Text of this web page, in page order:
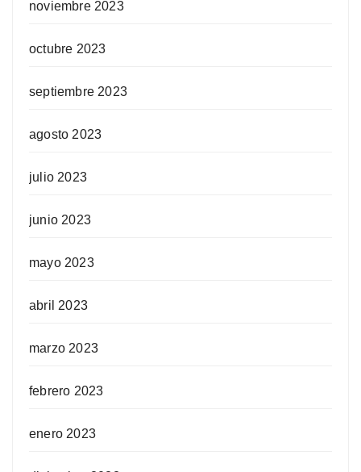
noviembre 2023
octubre 2023
septiembre 2023
agosto 2023
julio 2023
junio 2023
mayo 2023
abril 2023
marzo 2023
febrero 2023
enero 2023